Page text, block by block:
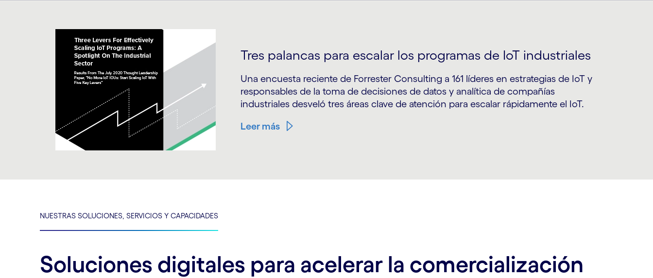
Tres palancas para escalar los programas de IoT industriales
Una encuesta reciente de Forrester Consulting a 161 líderes en estrategias de IoT y
responsables de la toma de decisiones de datos y analítica de compañías
industriales desveló tres áreas clave de atención para escalar rápidamente el IoT.
Leer más
NUESTRAS SOLUCIONES, SERVICIOS Y CAPACIDADES
Soluciones digitales para acelerar la comercialización